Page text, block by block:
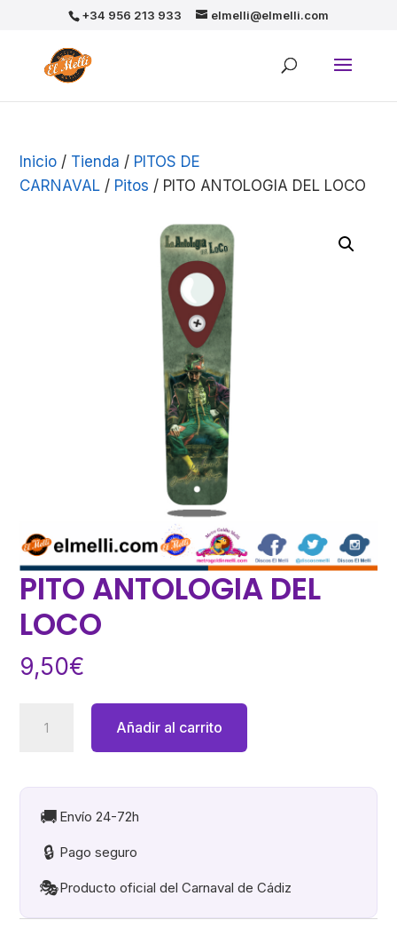
+34 956 213 933 elmelli@elmelli.com
Inicio / Tienda / PITOS DE
CARNAVAL / Pitos / PITO ANTOLOGIA DEL LOCO
PITO ANTOLOGIA DEL
LOCO
9,50€
ANTOLOGIA
LOCO
cantidad
Añadir al carrito
🚚 Envío 24-72h
🔒 Pago seguro
🎭Producto oficial del Carnaval de Cádiz